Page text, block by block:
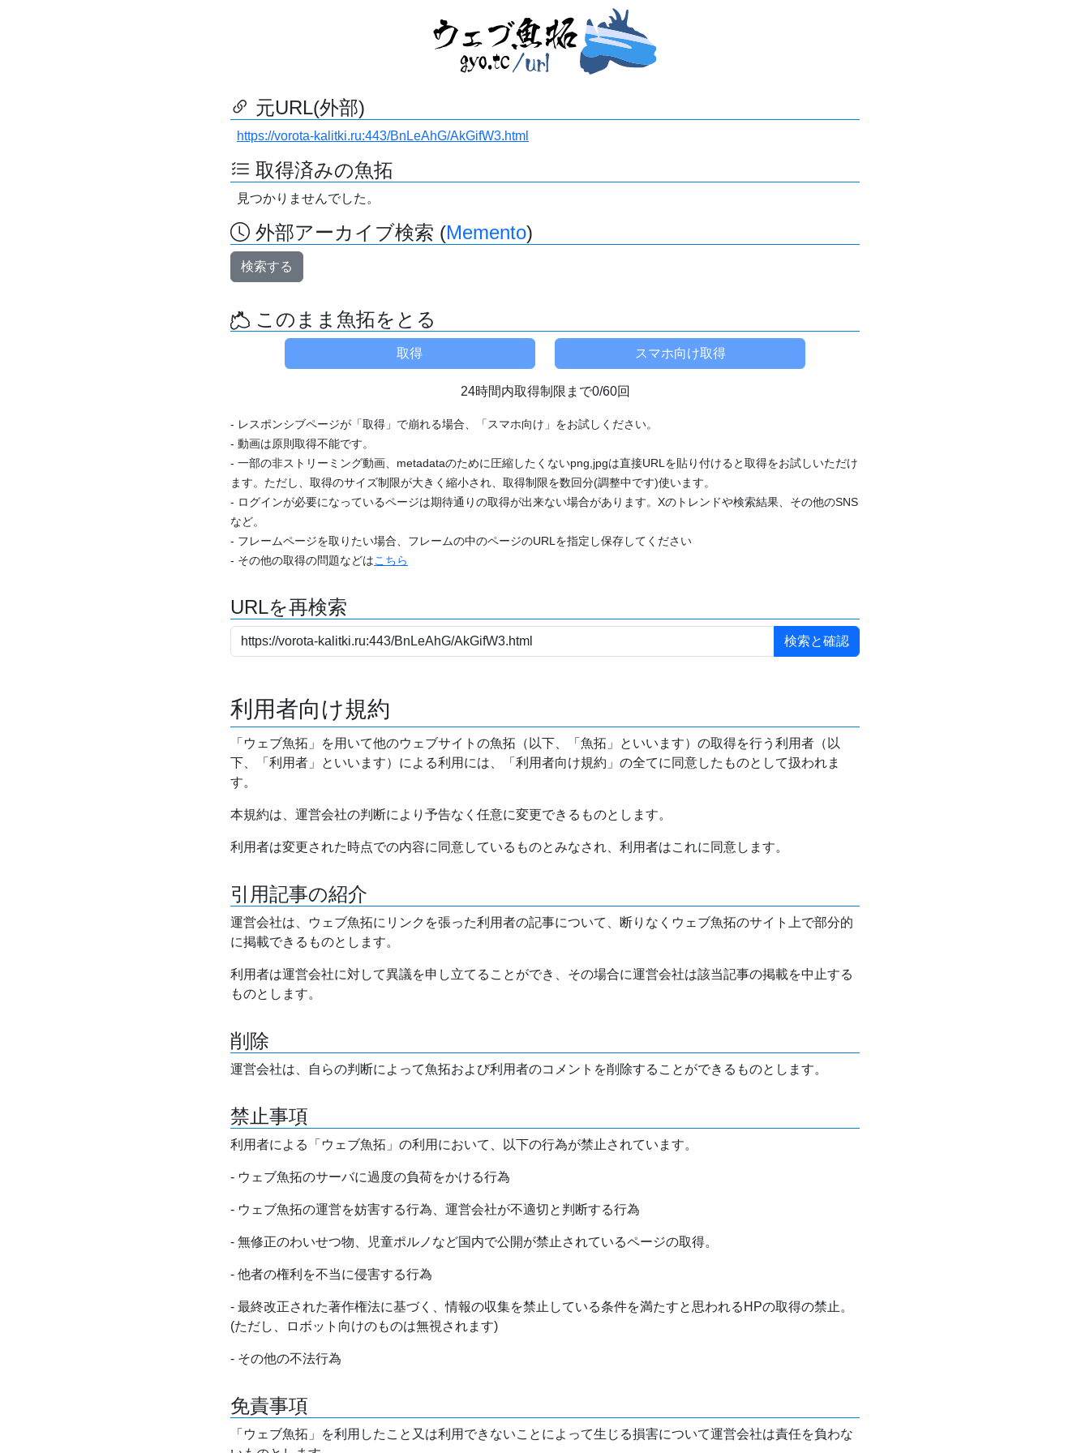
元URL(外部)
https://vorota-kalitki.ru:443/BnLeAhG/AkGifW3.html
取得済みの魚拓
見つかりませんでした。
外部アーカイブ検索 (Memento)
検索する
このまま魚拓をとる
24時間内取得制限まで0/60回
- レスポンシブページが「取得」で崩れる場合、「スマホ向け」をお試しください。
- 動画は原則取得不能です。
- 一部の非ストリーミング動画、metadataのために圧縮したくないpng,jpgは直接URLを貼り付けると取得をお試しいただけ
ます。ただし、取得のサイズ制限が大きく縮小され、取得制限を数回分(調整中です)使います。
- ログインが必要になっているページは期待通りの取得が出来ない場合があります。Xのトレンドや検索結果、その他のSNS
など。
- フレームページを取りたい場合、フレームの中のページのURLを指定し保存してください
- その他の取得の問題などはこちら
URLを再検索
利用者向け規約
「ウェブ魚拓」を用いて他のウェブサイトの魚拓（以下、「魚拓」といいます）の取得を行う利用者（以
下、「利用者」といいます）による利用には、「利用者向け規約」の全てに同意したものとして扱われま
す。
本規約は、運営会社の判断により予告なく任意に変更できるものとします。
利用者は変更された時点での内容に同意しているものとみなされ、利用者はこれに同意します。
引用記事の紹介
運営会社は、ウェブ魚拓にリンクを張った利用者の記事について、断りなくウェブ魚拓のサイト上で部分的
に掲載できるものとします。
利用者は運営会社に対して異議を申し立てることができ、その場合に運営会社は該当記事の掲載を中止する
ものとします。
削除
運営会社は、自らの判断によって魚拓および利用者のコメントを削除することができるものとします。
禁止事項
利用者による「ウェブ魚拓」の利用において、以下の行為が禁止されています。
- ウェブ魚拓のサーバに過度の負荷をかける行為
- ウェブ魚拓の運営を妨害する行為、運営会社が不適切と判断する行為
- 無修正のわいせつ物、児童ポルノなど国内で公開が禁止されているページの取得。
- 他者の権利を不当に侵害する行為
- 最終改正された著作権法に基づく、情報の収集を禁止している条件を満たすと思われるHPの取得の禁止。
(ただし、ロボット向けのものは無視されます)
- その他の不法行為
免責事項
「ウェブ魚拓」を利用したこと又は利用できないことによって生じる損害について運営会社は責任を負わな